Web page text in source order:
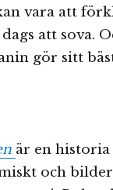
vara att
att sova.
gör sitt
är en
och